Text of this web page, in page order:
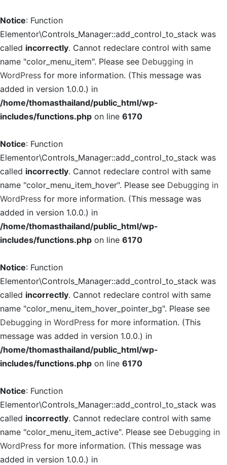
Notice: Function
Elementor\Controls_Manager::add_control_to_stack was
called incorrectly. Cannot redeclare control with same
name "color_menu_item". Please see Debugging in
WordPress for more information. (This message was
added in version 1.0.0.) in
/home/thomasthailand/public_html/wp-
includes/functions.php on line 6170
Notice: Function
Elementor\Controls_Manager::add_control_to_stack was
called incorrectly. Cannot redeclare control with same
name "color_menu_item_hover". Please see Debugging in
WordPress for more information. (This message was
added in version 1.0.0.) in
/home/thomasthailand/public_html/wp-
includes/functions.php on line 6170
Notice: Function
Elementor\Controls_Manager::add_control_to_stack was
called incorrectly. Cannot redeclare control with same
name "color_menu_item_hover_pointer_bg". Please see
Debugging in WordPress for more information. (This
message was added in version 1.0.0.) in
/home/thomasthailand/public_html/wp-
includes/functions.php on line 6170
Notice: Function
Elementor\Controls_Manager::add_control_to_stack was
called incorrectly. Cannot redeclare control with same
name "color_menu_item_active". Please see Debugging in
WordPress for more information. (This message was
added in version 1.0.0.) in